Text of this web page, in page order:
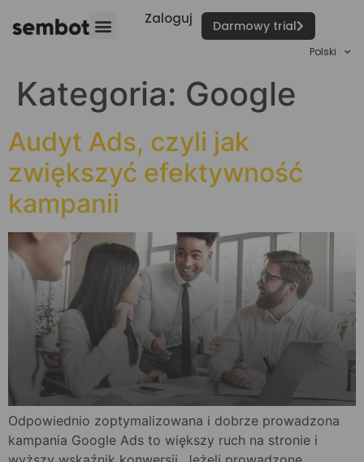
Zaloguj Darmowy trial
Polski
Kategoria: Google
Audyt Ads, czyli jak
zwiększyć efektywność
kampanii
Odpowiednio zoptymalizowana i dobrze prowadzona
kampania Google Ads to większy ruch na stronie i